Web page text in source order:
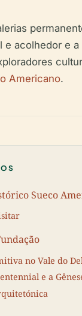
e acolhedor e
Americano.
Sueco
no Vale do
e a